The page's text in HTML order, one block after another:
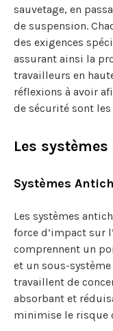
sauvetage, en
de suspension.
des exigences
assurant ainsi la
travailleurs en
réflexions à avoir
de sécurité sont
Les
Systèmes
Les systèmes
force d’impact sur
comprennent un
et un sous-
travaillent de
absorbant et
minimise le risque